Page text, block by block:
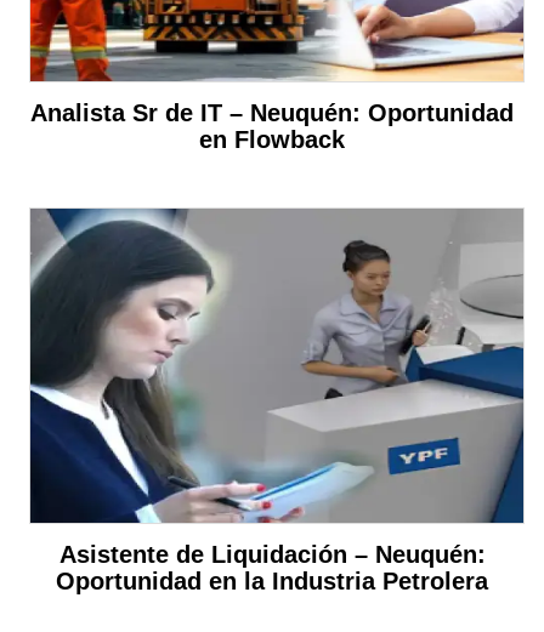
Analista Sr de IT – Neuquén: Oportunidad
en Flowback
Asistente de Liquidación – Neuquén:
Oportunidad en la Industria Petrolera